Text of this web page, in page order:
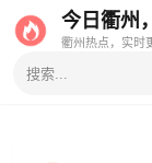
今日衢州
衢州热点，实时